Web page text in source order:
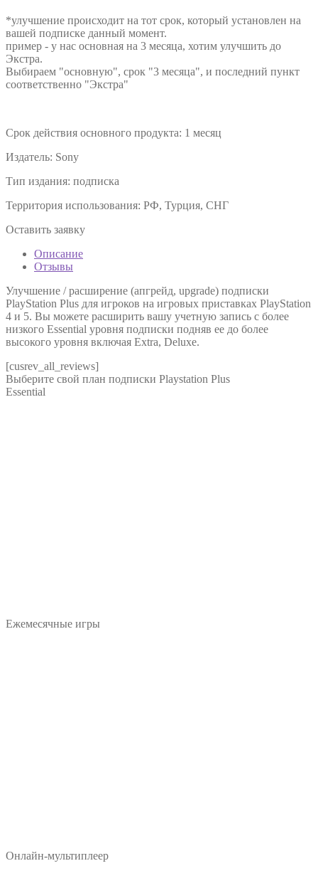
*улучшение происходит на тот срок, который установлен на
вашей подписке данный момент.
пример - у нас основная на 3 месяца, хотим улучшить до
Экстра.
Выбираем "основную", срок "3 месяца", и последний пункт
соответственно "Экстра"
Срок действия основного продукта: 1 месяц
Издатель: Sony
Тип издания: подписка
Территория использования: РФ, Турция, СНГ
Оставить заявку
Описание
Отзывы
Улучшение / расширение (апгрейд, upgrade) подписки
PlayStation Plus для игроков на игровых приставках PlayStation
4 и 5. Вы можете расширить вашу учетную запись с более
низкого Essential уровня подписки подняв ее до более
высокого уровня включая Extra, Deluxe.
[cusrev_all_reviews]
Выберите свой план подписки Playstation Plus
Essential
Ежемесячные игры
Онлайн-мультиплеер